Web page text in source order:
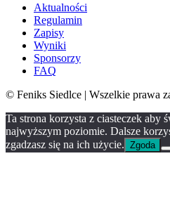
Aktualności
Regulamin
Zapisy
Wyniki
Sponsorzy
FAQ
© Feniks Siedlce | Wszelkie prawa
Ta strona korzysta z ciasteczek aby
najwyższym poziomie. Dalsze
zgadzasz się na ich użycie. Zgoda